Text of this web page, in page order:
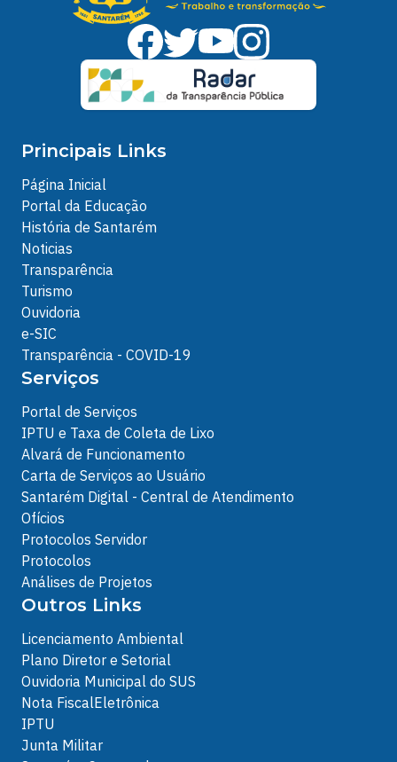
Principais Links
Página Inicial
Portal da Educação
História de Santarém
Noticias
Transparência
Turismo
Ouvidoria
e-SIC
Transparência - COVID-19
Serviços
Portal de Serviços
IPTU e Taxa de Coleta de Lixo
Alvará de Funcionamento
Carta de Serviços ao Usuário
Santarém Digital - Central de Atendimento
Ofícios
Protocolos Servidor
Protocolos
Análises de Projetos
Outros Links
Licenciamento Ambiental
Plano Diretor e Setorial
Ouvidoria Municipal do SUS
Nota FiscalEletrônica
IPTU
Junta Militar